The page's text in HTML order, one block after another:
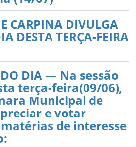
CARPINA DIVULGA
DESTA TERÇA-FEIRA
DO DIA — Na sessão
terça-feira(09/06),
Municipal de
e votar
de interesse